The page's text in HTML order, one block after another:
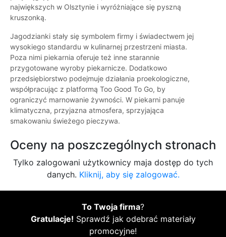
największych w Olsztynie i wyróżniające się pyszną
kruszonką.
Jagodzianki stały się symbolem firmy i świadectwem jej
wysokiego standardu w kulinarnej przestrzeni miasta.
Poza nimi piekarnia oferuje też inne starannie
przygotowane wyroby piekarnicze. Dodatkowo
przedsiębiorstwo podejmuje działania proekologiczne,
współpracując z platformą Too Good To Go, by
ograniczyć marnowanie żywności. W piekarni panuje
klimatyczna, przyjazna atmosfera, sprzyjająca
smakowaniu świeżego pieczywa.
Oceny na poszczególnych stronach
Tylko zalogowani użytkownicy maja dostęp do tych
danych. Kliknij, aby się zalogować.
To Twoja firma?
Gratulacje! Sprawdź jak odebrać materiały
promocyjne!